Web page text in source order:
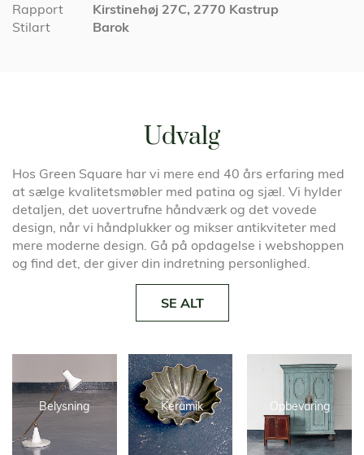
Rapport
Kirstinehøj 27C, 2770 Kastrup
Stilart
Barok
Belysning Keramik Opbevaring
Udvalg
Hos Green Square har vi mere end 40 års erfaring med
at sælge kvalitetsmøbler med patina og sjæl. Vi hylder
detaljen, det uovertrufne håndværk og det vovede
design, når vi håndplukker og mikser antikviteter med
mere moderne design. Gå på opdagelse i webshoppen
og find det, der giver din indretning personlighed.
SE ALT